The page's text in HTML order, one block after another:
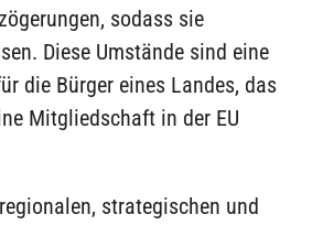
sodass sie
Diese Umstände sind eine
die Bürger eines Landes, das
Mitgliedschaft in der EU
strategischen und